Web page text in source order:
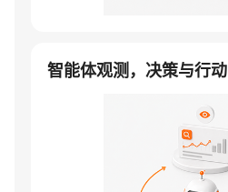
智能体观测，决策与行动